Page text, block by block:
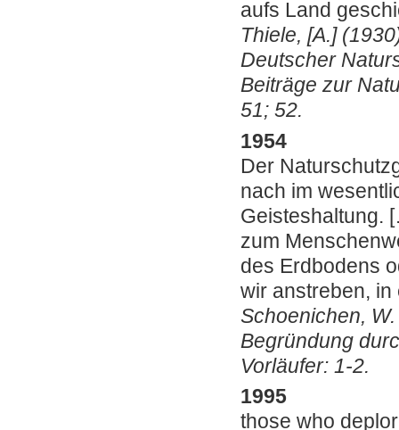
aufs Land
Thiele, [A.]
Deutscher
Beiträge zur
51; 52.
1954
Der
nach im
Geisteshaltung.
zum
des Erdbodens
wir anstreben,
Schoenichen,
Begründung
Vorläufer: 1-2.
1995
those who